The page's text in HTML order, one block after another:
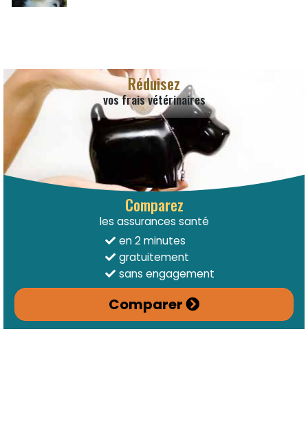
Réduisez
vos frais vétérinaires
Comparez
les assurances santé
en 2 minutes
gratuitement
sans engagement
Comparer